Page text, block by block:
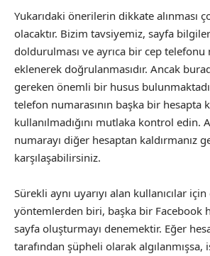
Yukarıdaki önerilerin dikkate alınması
olacaktır. Bizim tavsiyemiz, sayfa
doldurulması ve ayrıca bir cep telefonu
eklenerek doğrulanmasıdır. Ancak
gereken önemli bir husus
telefon numarasının başka bir hesapta
kullanılmadığını mutlaka kontrol edin.
numarayı diğer hesaptan kaldırmanız
karşılaşabilirsiniz.
Sürekli aynı uyarıyı alan kullanıcılar
yöntemlerden biri, başka bir Facebook
sayfa oluşturmayı denemektir. Eğer
tarafından şüpheli olarak algılanmışsa,